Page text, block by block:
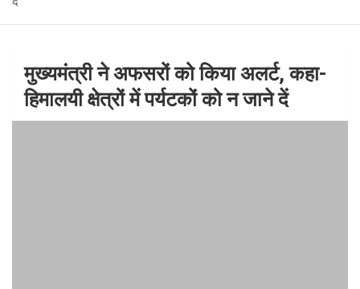
मुख्यमंत्री ने अफसरों को किया अलर्ट, कहा-
हिमालयी क्षेत्रों में पर्यटकों को न जाने दें